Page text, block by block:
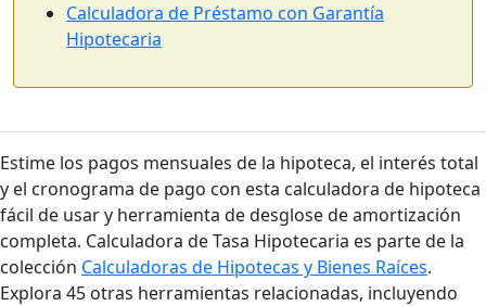
Calculadora de Préstamo con Garantía
Hipotecaria
Estime los pagos mensuales de la hipoteca, el interés total
y el cronograma de pago con esta calculadora de hipoteca
fácil de usar y herramienta de desglose de amortización
completa. Calculadora de Tasa Hipotecaria es parte de la
colección Calculadoras de Hipotecas y Bienes Raíces.
Explora 45 otras herramientas relacionadas, incluyendo